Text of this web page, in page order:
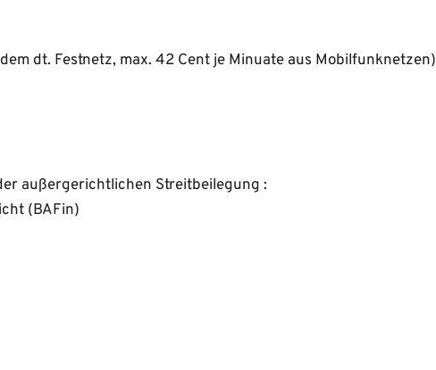
dt. Festnetz, max. 42 Cent je Minuate aus Mobilfunknetzen)
außergerichtlichen Streitbeilegung :
(BAFin)